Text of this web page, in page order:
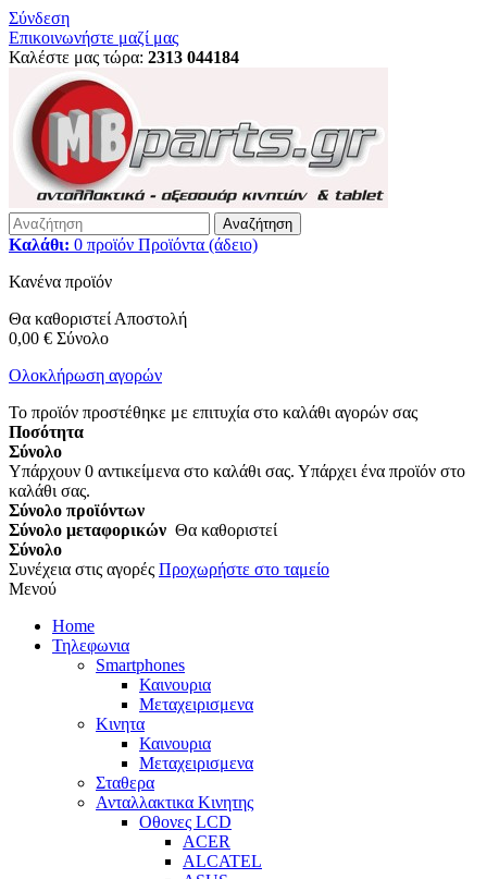
Σύνδεση
Επικοινωνήστε μαζί μας
Καλέστε μας τώρα: 2313 044184
Αναζήτηση
Καλάθι: 0 προϊόν Προϊόντα (άδειο)
Κανένα προϊόν
Θα καθοριστεί Αποστολή
0,00 € Σύνολο
Ολοκλήρωση αγορών
Το προϊόν προστέθηκε με επιτυχία στο καλάθι αγορών σας
Ποσότητα
Σύνολο
Υπάρχουν 0 αντικείμενα στο καλάθι σας. Υπάρχει ένα προϊόν στο
καλάθι σας.
Σύνολο προϊόντων
Σύνολο μεταφορικών Θα καθοριστεί
Σύνολο
Συνέχεια στις αγορές Προχωρήστε στο ταμείο
Μενού
Home
Τηλεφωνια
Smartphones
Καινουρια
Μεταχειρισμενα
Κινητα
Καινουρια
Μεταχειρισμενα
Σταθερα
Ανταλλακτικα Κινητης
Οθονες LCD
ACER
ALCATEL